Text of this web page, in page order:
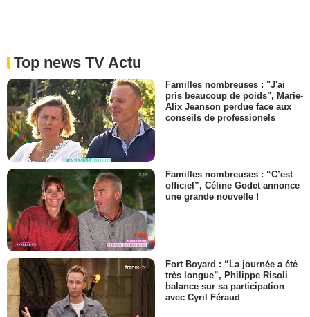
Top news TV Actu
Familles nombreuses : "J'ai
pris beaucoup de poids", Marie-
Alix Jeanson perdue face aux
conseils de professionels
Familles nombreuses : “C’est
officiel”, Céline Godet annonce
une grande nouvelle !
Fort Boyard : “La journée a été
très longue”, Philippe Risoli
balance sur sa participation
avec Cyril Féraud